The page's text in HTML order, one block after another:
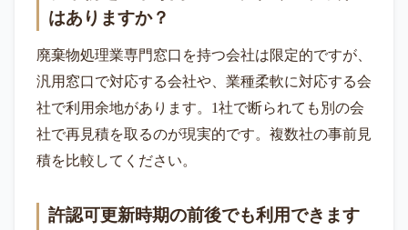
はありますか？
廃棄物処理業専門窓口を持つ会社は限定的ですが、
汎用窓口で対応する会社や、業種柔軟に対応する会
社で利用余地があります。1社で断られても別の会
社で再見積を取るのが現実的です。複数社の事前見
積を比較してください。
許認可更新時期の前後でも利用できます